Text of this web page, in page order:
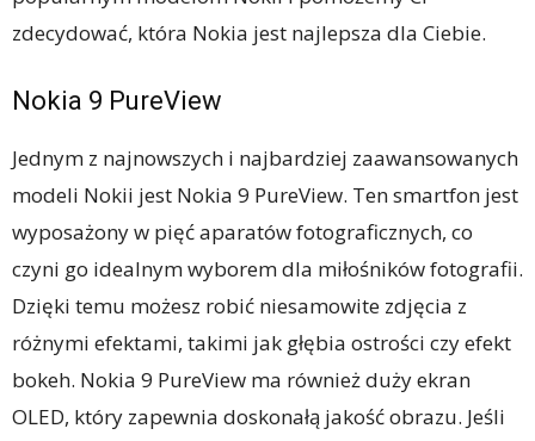
zdecydować, która Nokia jest najlepsza dla Ciebie.
Nokia 9 PureView
Jednym z najnowszych i najbardziej zaawansowanych
modeli Nokii jest Nokia 9 PureView. Ten smartfon jest
wyposażony w pięć aparatów fotograficznych, co
czyni go idealnym wyborem dla miłośników fotografii.
Dzięki temu możesz robić niesamowite zdjęcia z
różnymi efektami, takimi jak głębia ostrości czy efekt
bokeh. Nokia 9 PureView ma również duży ekran
OLED, który zapewnia doskonałą jakość obrazu. Jeśli